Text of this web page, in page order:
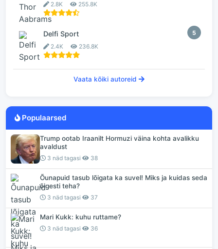
2.8K 255.8K
5
Delfi Sport
2.4K 236.8K
Vaata kõiki autoreid
Populaarsed
Trump ootab Iraanilt Hormuzi väina kohta avalikku
avaldust
3 näd tagasi 38
Õunapuid tasub lõigata ka suvel! Miks ja kuidas seda
õigesti teha?
3 näd tagasi 37
Mari Kukk: kuhu ruttame?
3 näd tagasi 36